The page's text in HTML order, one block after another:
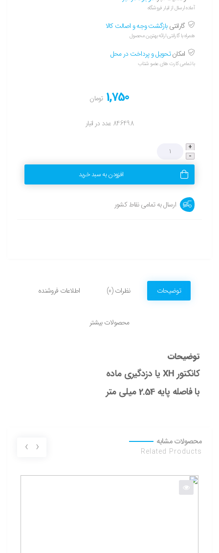
آماده ارسال از انبار فروشگاه
گارانتیبازگشت وجه و اصالت کالا
همراه با گارانتی ارائه بهترین محصول
امکانتحویل و پرداخت در محل
با تمامی کارت های عضو شتاب
1,750 تومان
846498 عدد در انبار
افزودن به سبد خرید
ارسال به تمامی نقاط کشور
توضیحات نظرات (0) اطلاعات فروشنده
محصولات بیشتر
توضیحات
کانکتور XH یا دزدگیری ماده
با فاصله پایه 2.54 میلی متر
محصولات مشابه
Related Products
‹
›